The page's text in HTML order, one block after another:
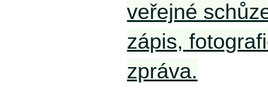
veřejné
zápis,
zpráva.